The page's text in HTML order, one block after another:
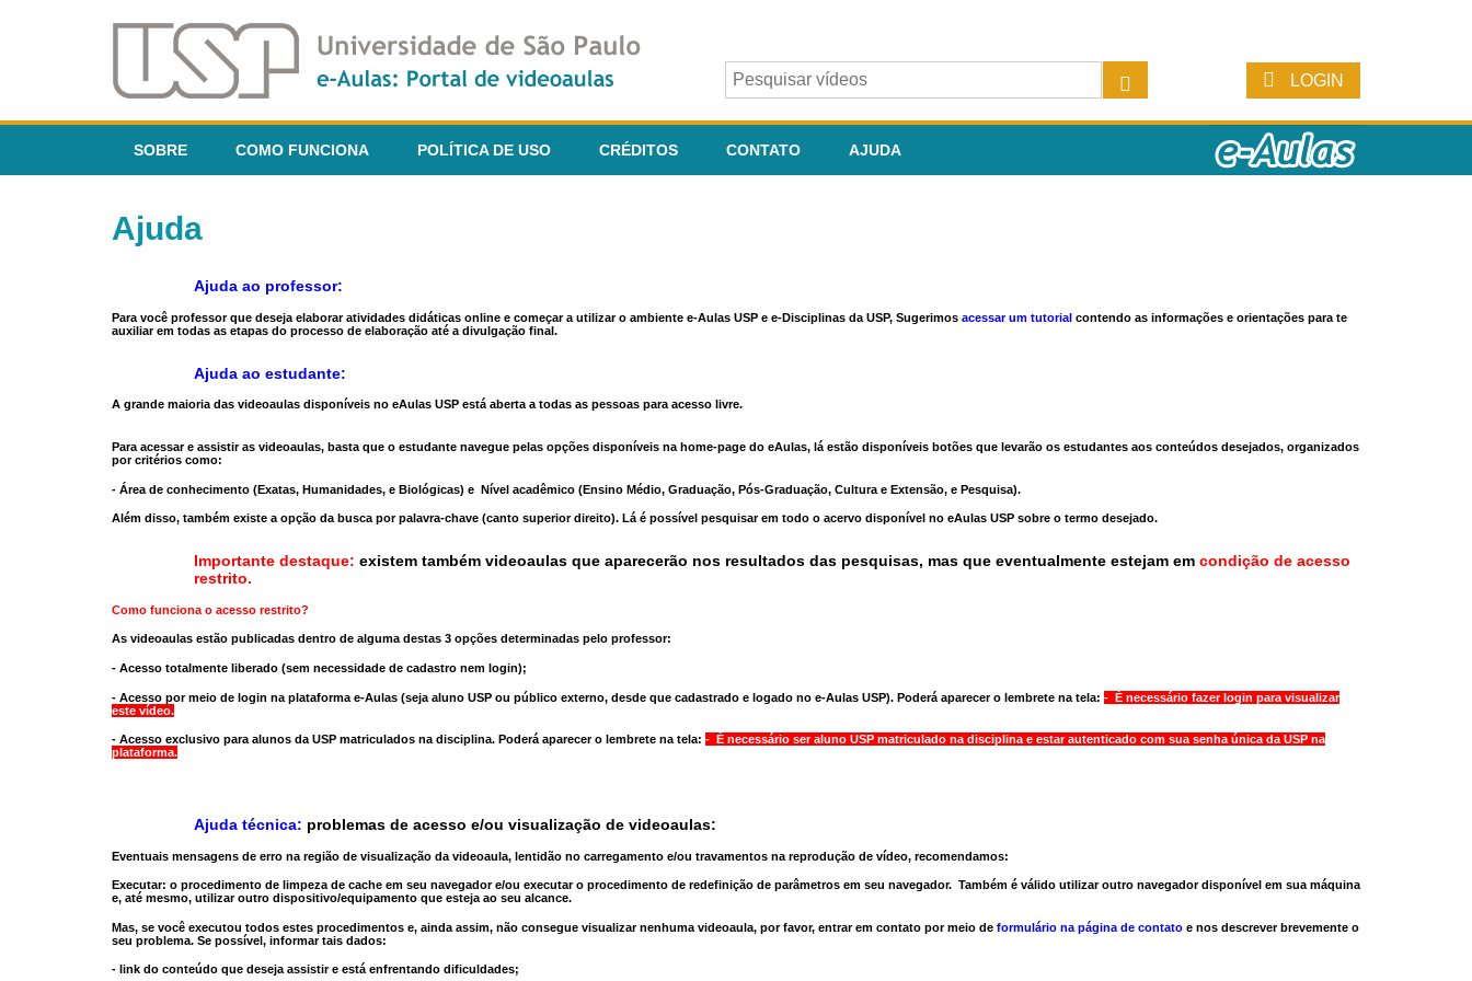
LOGIN
SOBRE COMO FUNCIONA POLÍTICA DE USO CRÉDITOS CONTATO AJUDA
Ajuda
Ajuda ao professor:
Para você professor que deseja elaborar atividades didáticas online e começar a utilizar o ambiente e-Aulas USP e e-Disciplinas da USP, Sugerimos acessar um tutorial contendo as informações e orientações para te
auxiliar em todas as etapas do processo de elaboração até a divulgação final.
Ajuda ao estudante:
A grande maioria das videoaulas disponíveis no eAulas USP está aberta a todas as pessoas para acesso livre.
Para acessar e assistir as videoaulas, basta que o estudante navegue pelas opções disponíveis na home-page do eAulas, lá estão disponíveis botões que levarão os estudantes aos conteúdos desejados, organizados
por critérios como:
- Área de conhecimento (Exatas, Humanidades, e Biológicas) e Nível acadêmico (Ensino Médio, Graduação, Pós-Graduação, Cultura e Extensão, e Pesquisa).
Além disso, também existe a opção da busca por palavra-chave (canto superior direito). Lá é possível pesquisar em todo o acervo disponível no eAulas USP sobre o termo desejado.
Importante destaque: existem também videoaulas que aparecerão nos resultados das pesquisas, mas que eventualmente estejam em condição de acesso
restrito.
Como funciona o acesso restrito?
As videoaulas estão publicadas dentro de alguma destas 3 opções determinadas pelo professor:
- Acesso totalmente liberado (sem necessidade de cadastro nem login);
- Acesso por meio de login na plataforma e-Aulas (seja aluno USP ou público externo, desde que cadastrado e logado no e-Aulas USP). Poderá aparecer o lembrete na tela: - É necessário fazer login para visualizar
este vídeo.
- Acesso exclusivo para alunos da USP matriculados na disciplina. Poderá aparecer o lembrete na tela: - É necessário ser aluno USP matriculado na disciplina e estar autenticado com sua senha única da USP na
plataforma.
Ajuda técnica: problemas de acesso e/ou visualização de videoaulas:
Eventuais mensagens de erro na região de visualização da videoaula, lentidão no carregamento e/ou travamentos na reprodução de vídeo, recomendamos:
Executar: o procedimento de limpeza de cache em seu navegador e/ou executar o procedimento de redefinição de parâmetros em seu navegador. Também é válido utilizar outro navegadordisponível em sua máquina
e, até mesmo, utilizar outro dispositivo/equipamento que esteja ao seu alcance.
Mas, se você executou todos estes procedimentos e, ainda assim, não consegue visualizar nenhuma videoaula, por favor, entrar em contato por meio de formulário na página de contato e nos descrever brevemente o
seu problema. Se possível, informar tais dados:
- link do conteúdo que deseja assistir e está enfrentando dificuldades;